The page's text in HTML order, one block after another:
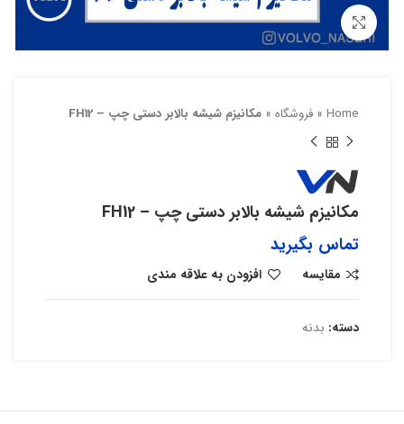
بزرگنمایی تصویر
Home
» فروشگاه » مکانیزم شیشه بالابر دستی چپ – FH12
مکانیزم شیشه بالابر دستی چپ – FH12
تماس بگیرید
مقایسه افزودن به علاقه مندی
دسته: بدنه